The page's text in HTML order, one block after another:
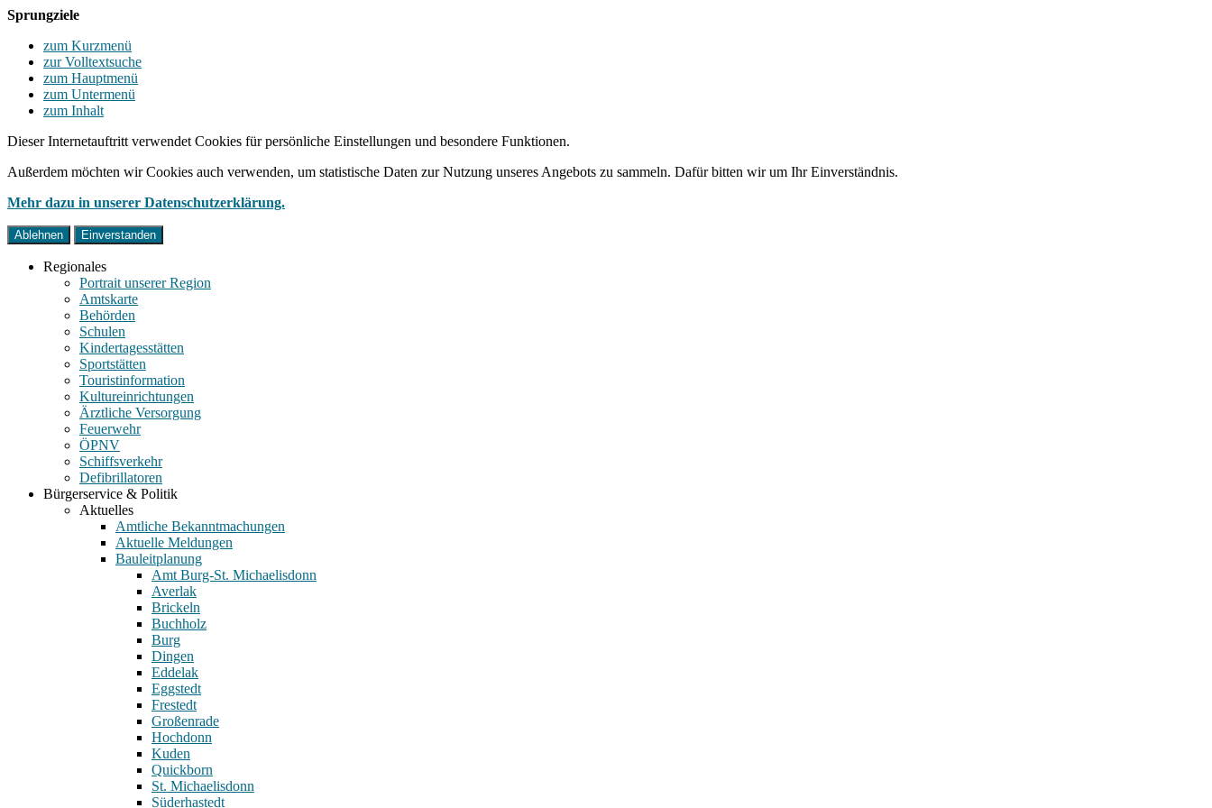
Sprungziele
zum Kurzmenü
zur Volltextsuche
zum Hauptmenü
zum Untermenü
zum Inhalt
Dieser Internetauftritt verwendet Cookies für persönliche Einstellungen und besondere Funktionen.
Außerdem möchten wir Cookies auch verwenden, um statistische Daten zur Nutzung unseres Angebots zu sammeln. Dafür bitten wir um Ihr Einverständnis.
Mehr dazu in unserer Datenschutzerklärung.
Ablehnen Einverstanden
Regionales
Portrait unserer Region
Amtskarte
Behörden
Schulen
Kindertagesstätten
Sportstätten
Touristinformation
Kultureinrichtungen
Ärztliche Versorgung
Feuerwehr
ÖPNV
Schiffsverkehr
Defibrillatoren
Bürgerservice & Politik
Aktuelles
Amtliche Bekanntmachungen
Aktuelle Meldungen
Bauleitplanung
Amt Burg-St. Michaelisdonn
Averlak
Brickeln
Buchholz
Burg
Dingen
Eddelak
Eggstedt
Frestedt
Großenrade
Hochdonn
Kuden
Quickborn
St. Michaelisdonn
Süderhastedt